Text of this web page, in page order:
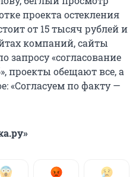
проекта остекления
от 15 тысяч рублей и
компаний, сайты
запросу «согласование
проекты обещают все, а
«Согласуем по факту —